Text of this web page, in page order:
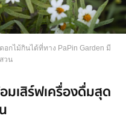
กไม้กินได้ที่ทาง PaPin Garden มี
วน
เสิร์ฟเครื่องดื่มสุด